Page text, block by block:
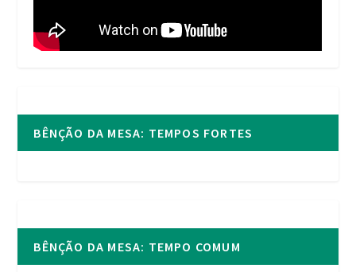
BÊNÇÃO DA MESA: TEMPOS FORTES
BÊNÇÃO DA MESA: TEMPO COMUM